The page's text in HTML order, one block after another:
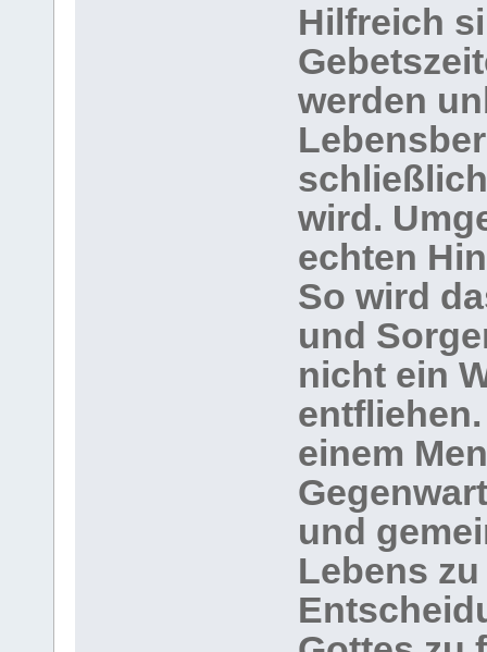
Hilfreich
werden
wird.
echten
So wird
und
nicht ein
einem
und
Lebens